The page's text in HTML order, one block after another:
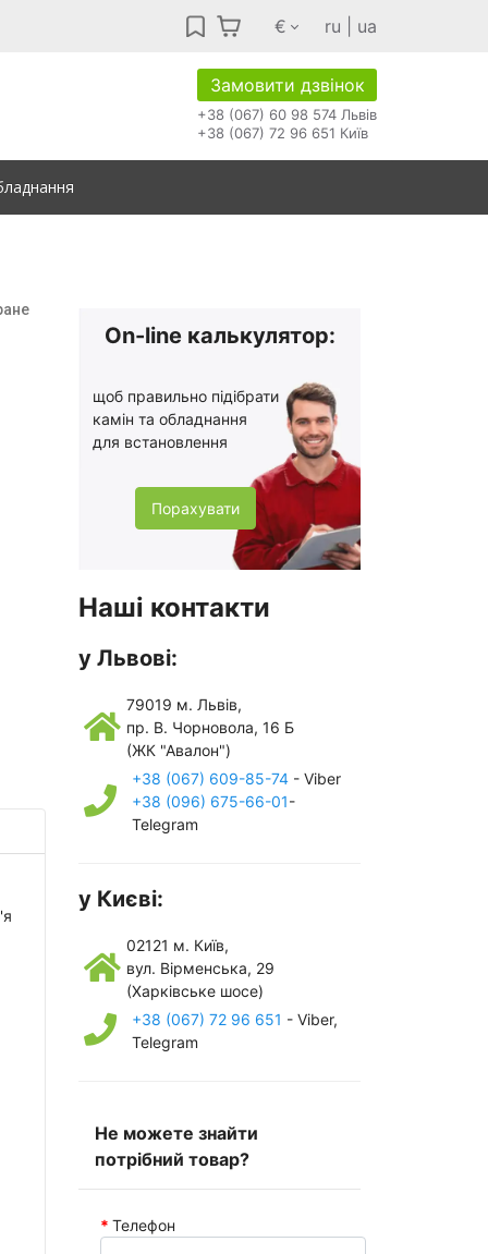
€ ru ua
Замовити дзвінок
+38 (067) 60 98 574 Львів
+38 (067) 72 96 651 Київ
On-line калькулятор:
щоб правильно підібрати
камін та обладнання
для встановлення
Порахувати
Наші контакти
у Львові:
79019 м. Львів,
пр. В. Чорновола, 16 Б
(ЖК "Авалон")
+38 (067) 609-85-74 - Viber
+38 (096) 675-66-01-
Telegram
у Києві:
02121 м. Київ,
вул. Вірменська, 29
(Харківське шосе)
+38 (067) 72 96 651 - Viber,
Telegram
Не можете знайти
потрібний товар?
Телефон